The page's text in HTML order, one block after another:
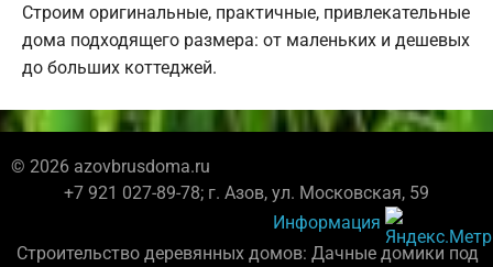
Строим оригинальные, практичные, привлекательные
дома подходящего размера: от маленьких и дешевых
до больших коттеджей.
© 2026 azovbrusdoma.ru
+7 921 027-89-78; г. Азов, ул. Московская, 59
Информация
Строительство деревянных домов: Дачные домики под